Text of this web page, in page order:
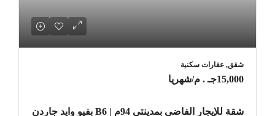
شقق, عقارات سكنية
15,000جـ . م /شهريا
شقة للإيجار الفاضي بمدينتي 94م | B6 بفيو وايد جاردن